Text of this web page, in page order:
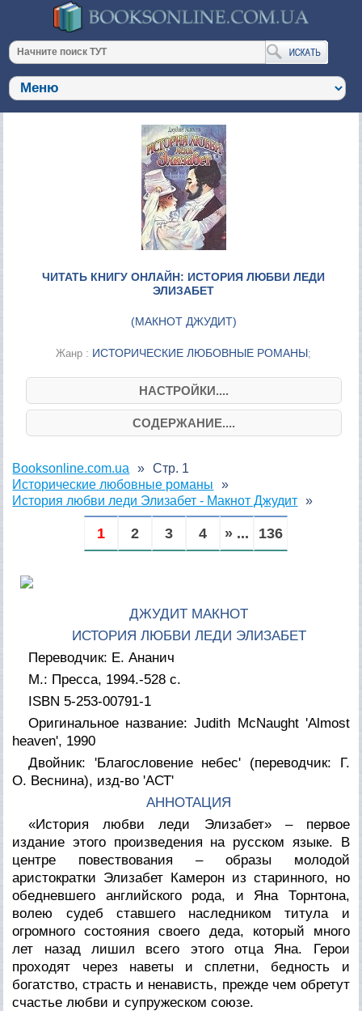
ЧИТАТЬ КНИГУ ОНЛАЙН: ИСТОРИЯ ЛЮБВИ ЛЕДИ
ЭЛИЗАБЕТ
(МАКНОТ ДЖУДИТ)
Жанр : ИСТОРИЧЕСКИЕ ЛЮБОВНЫЕ РОМАНЫ;
НАСТРОЙКИ....
СОДЕРЖАНИЕ....
Booksonline.com.ua
Исторические любовные романы
История любви леди Элизабет - Макнот Джудит
Стр. 1
1 2 3 4 » ... 136
ДЖУДИТ МАКНОТ
ИСТОРИЯ ЛЮБВИ ЛЕДИ ЭЛИЗАБЕТ
Переводчик: Е. Ананич
М.: Пресса, 1994.-528 с.
ISBN 5-253-00791-1
Оригинальное название: Judith McNaught 'Almost
heaven', 1990
Двойник: 'Благословение небес' (переводчик: Г.
О. Веснина), изд-во 'АСТ'
АННОТАЦИЯ
«История любви леди Элизабет» – первое
издание этого произведения на русском языке. В
центре повествования – образы молодой
аристократки Элизабет Камерон из старинного, но
обедневшего английского рода, и Яна Торнтона,
волею судеб ставшего наследником титула и
огромного состояния своего деда, который много
лет назад лишил всего этого отца Яна. Герои
проходят через наветы и сплетни, бедность и
богатство, страсть и ненависть, прежде чем обретут
счастье любви и супружеском союзе.